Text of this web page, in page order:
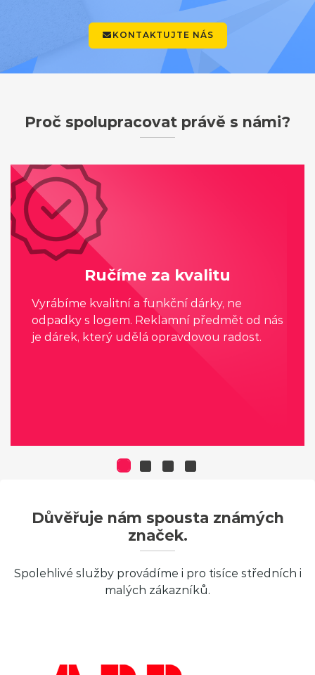
KONTAKTUJTE NÁS
Proč spolupracovat právě s námi?
Ručíme za kvalitu
Vyrábíme kvalitní a funkční dárky, ne
odpadky s logem. Reklamní předmět od nás
je dárek, který udělá opravdovou radost.
Důvěřuje nám spousta známých
značek.
Spolehlivé služby provádíme i pro tisíce středních i
malých zákazníků.